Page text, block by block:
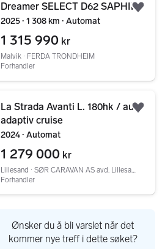
Dreamer SELECT D62 SAPHIR
2025 ∙ 1 308 km ∙ Automat
1 315 990 kr
Malvik ∙ FERDA TRONDHEIM
Forhandler
La Strada Avanti L. 180hk / aut /
adaptiv cruise
2024 ∙ Automat
1 279 000 kr
Lillesand ∙ SØR CARAVAN AS avd. Lillesand
Forhandler
Ønsker du å bli varslet når det
kommer nye treff i dette søket?